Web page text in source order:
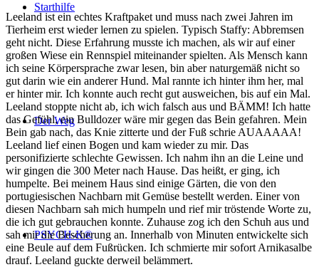
Starthilfe
Der Weg
PSYCH-K®
Leeland ist ein echtes Kraftpaket und muss nach zwei Jahren im
Tierheim erst wieder lernen zu spielen. Typisch Staffy: Abbremsen
geht nicht. Diese Erfahrung musste ich machen, als wir auf einer
großen Wiese ein Rennspiel miteinander spielten. Als Mensch kann
ich seine Körpersprache zwar lesen, bin aber naturgemäß nicht so
gut darin wie ein anderer Hund. Mal rannte ich hinter ihm her, mal
er hinter mir. Ich konnte auch recht gut ausweichen, bis auf ein Mal.
Leeland stoppte nicht ab, ich wich falsch aus und BÄMM! Ich hatte
das Gefühl, ein Bulldozer wäre mir gegen das Bein gefahren. Mein
Bein gab nach, das Knie zitterte und der Fuß schrie AUAAAAA!
Leeland lief einen Bogen und kam wieder zu mir. Das
personifizierte schlechte Gewissen. Ich nahm ihn an die Leine und
wir gingen die 300 Meter nach Hause. Das heißt, er ging, ich
humpelte. Bei meinem Haus sind einige Gärten, die von den
portugiesischen Nachbarn mit Gemüse bestellt werden. Einer von
diesen Nachbarn sah mich humpeln und rief mir tröstende Worte zu,
die ich gut gebrauchen konnte. Zuhause zog ich den Schuh aus und
sah mir die Bescherung an. Innerhalb von Minuten entwickelte sich
eine Beule auf dem Fußrücken. Ich schmierte mir sofort Arnikasalbe
drauf. Leeland guckte derweil belämmert.